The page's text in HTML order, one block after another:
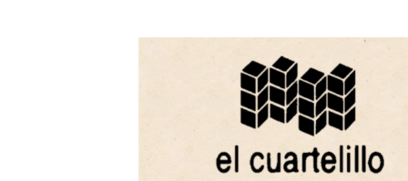
El Cuartelillo
Programa de radio de